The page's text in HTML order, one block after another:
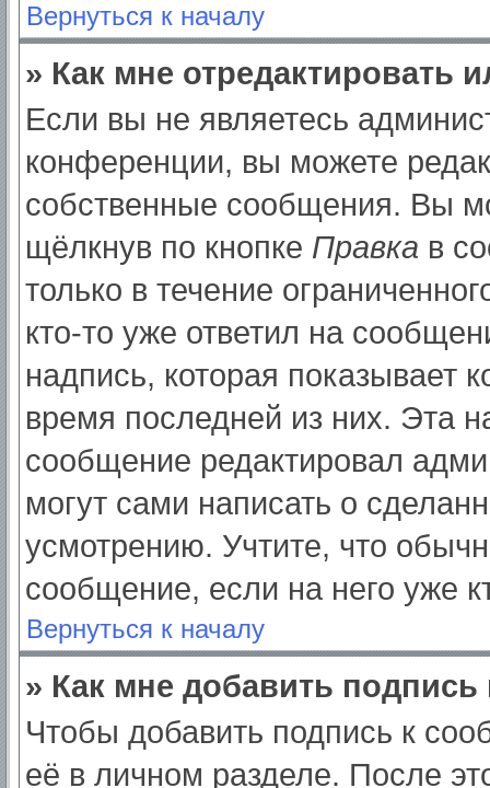
Вернуться к началу
» Как мне отредактировать
Если вы не являетесь
конференции, вы можете
собственные сообщения. Вы
щёлкнув по кнопке Правка в
только в течение
кто-то уже ответил на
надпись, которая показывает
время последней из них. Эта
сообщение редактировал
могут сами написать о
усмотрению. Учтите, что
сообщение, если на него уже
Вернуться к началу
» Как мне добавить
Чтобы добавить подпись к
её в личном разделе. После